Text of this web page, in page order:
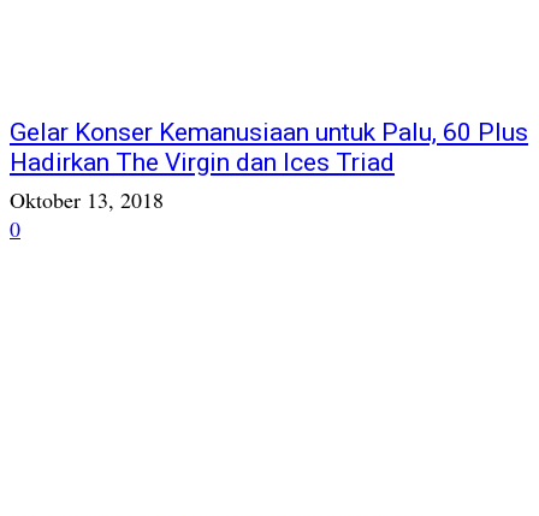
Gelar Konser Kemanusiaan untuk Palu, 60 Plus
Hadirkan The Virgin dan Ices Triad
Oktober 13, 2018
0